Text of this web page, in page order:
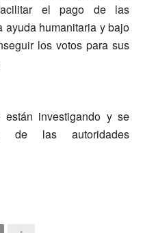
el pago de las
ayuda humanitaria y bajo
los votos para sus
investigando y se
de las autoridades